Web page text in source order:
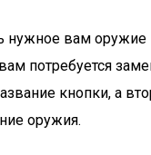
нужное вам
потребуется
кнопки, а
оружия.